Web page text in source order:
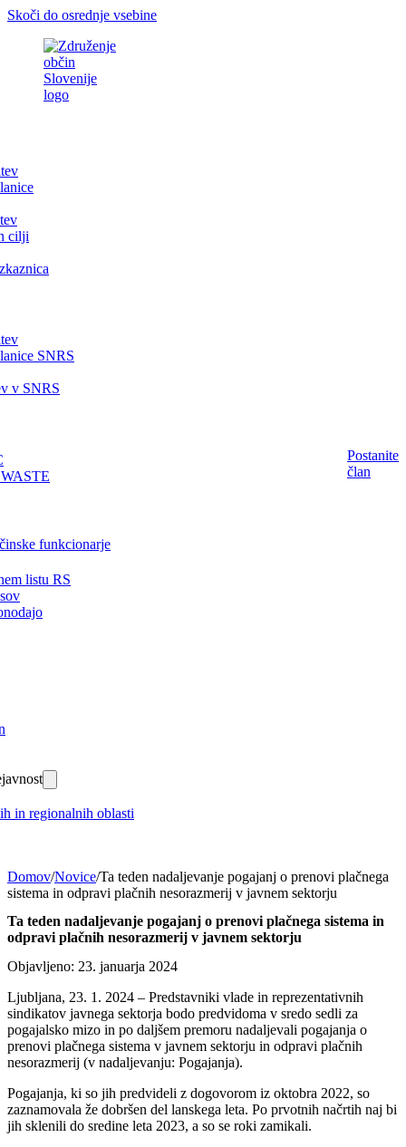
Skoči do osrednje vsebine
cilji
SNRS
v SNRS
funkcionarje
listu RS
in regionalnih oblasti
Postanite
član
Domov/Novice/Ta teden nadaljevanje pogajanj o prenovi plačnega
sistema in odpravi plačnih nesorazmerij v javnem sektorju
Ta teden nadaljevanje pogajanj o prenovi plačnega sistema in
odpravi plačnih nesorazmerij v javnem sektorju
Objavljeno: 23. januarja 2024
Ljubljana, 23. 1. 2024 – Predstavniki vlade in reprezentativnih
sindikatov javnega sektorja bodo predvidoma v sredo sedli za
pogajalsko mizo in po daljšem premoru nadaljevali pogajanja o
prenovi plačnega sistema v javnem sektorju in odpravi plačnih
nesorazmerij (v nadaljevanju: Pogajanja).
Pogajanja, ki so jih predvideli z dogovorom iz oktobra 2022, so
zaznamovala že dobršen del lanskega leta. Po prvotnih načrtih naj bi
jih sklenili do sredine leta 2023, a so se roki zamikali.